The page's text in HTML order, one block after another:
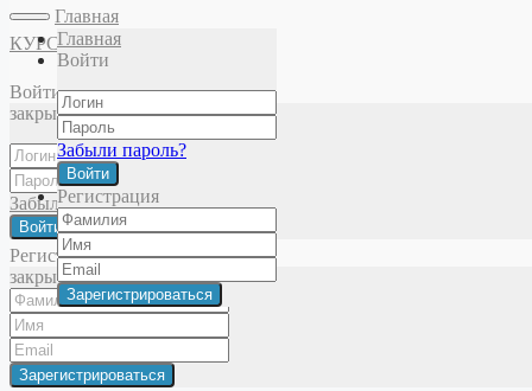
Главная
КУРСЫ
Войти
закрыть
Забыли пароль?
Войти
Регистрация
закрыть
Главная
Войти
Забыли пароль?
Войти
Регистрация
Главная
Политика конфиденциальности
© 2025 Татьяна Зенева. Все права защищены
закрыть
Пользовательское соглашение
Соглашение на обработку персональных данных